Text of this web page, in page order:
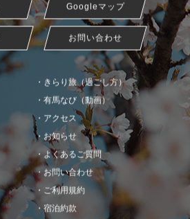
Googleマップ
お問い合わせ
きらり旅（過ごし方）
有馬なび（動画）
アクセス
お知らせ
よくあるご質問
お問い合わせ
ご利用規約
宿泊約款